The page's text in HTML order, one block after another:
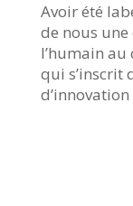
Avoir été
de nous
l’humain au
qui s’inscrit